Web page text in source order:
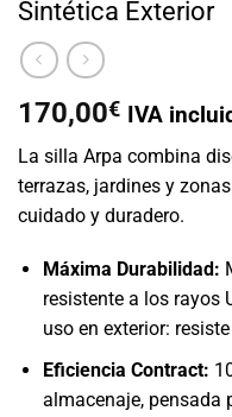
Sintética Exterior
170,00€ IVA
La silla Arpa combina
terrazas, jardines y
cuidado y duradero.
Máxima Durabilidad:
resistente a los rayos
uso en exterior:
Eficiencia Contract:
almacenaje, pensada